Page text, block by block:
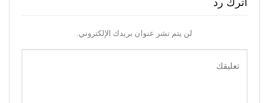
لن يتم نشر عنوان بريدك الإلكتروني.